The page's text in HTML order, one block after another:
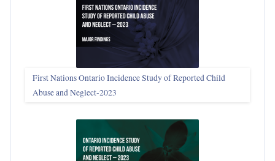
First Nations Ontario Incidence Study of Reported Child
Abuse and Neglect‑2023